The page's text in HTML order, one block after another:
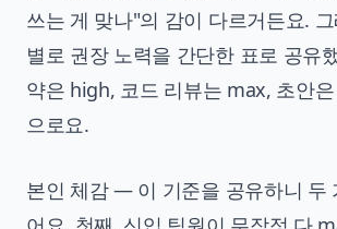
쓰는 게 맞나"의 감이 다르거든요.
별로 권장 노력을 간단한 표로 공유
약은 high, 코드 리뷰는 max, 초안
으로요.
본인 체감 — 이 기준을 공유하니 두